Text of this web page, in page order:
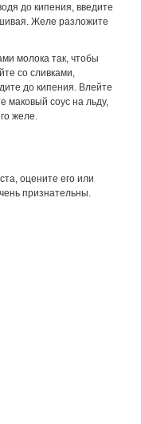
до кипения, введите
Желе разложите
молока так, чтобы
со сливками,
до кипения. Влейте
маковый соус на льду,
желе.
оцените его или
признательны.